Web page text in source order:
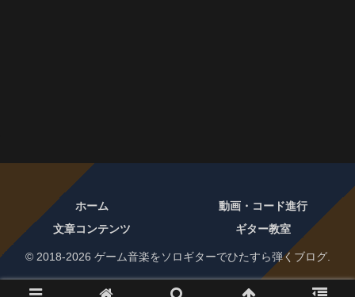
ホーム
動画・コード進行
文章コンテンツ
ギター教室
© 2018-2026 ゲーム音楽をソロギターでひたすら弾くブログ.